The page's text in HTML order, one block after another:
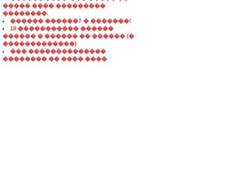
����� ���� ���������
��������.
������ ������? � �������!
10 ����������� ������
������ � ������ �� ������ (�
�������������)
��� ��������������
�������� �� ���� ����